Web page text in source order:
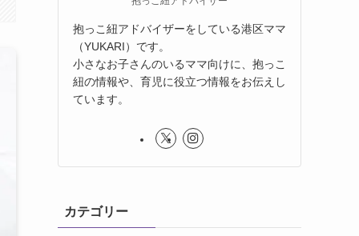
抱っこ紐アドバイザーをしている港区ママ
（YUKARI）です。
小さなお子さんのいるママ向けに、抱っこ
紐の情報や、育児に役立つ情報をお伝えし
ています。
カテゴリー